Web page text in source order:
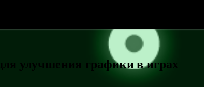
улучшения графики в играх